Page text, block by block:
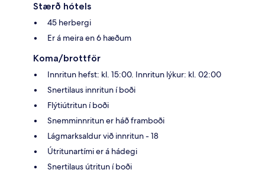
Stærð hótels
45 herbergi
Er á meira en 6 hæðum
Koma/brottför
Innritun hefst: kl. 15:00. Innritun lýkur: kl. 02:00
Snertilaus innritun í boði
Flýtiútritun í boði
Snemminnritun er háð framboði
Lágmarksaldur við innritun - 18
Útritunartími er á hádegi
Snertilaus útritun í boði